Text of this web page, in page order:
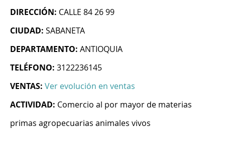
DIRECCIÓN: CALLE 84 26 99
CIUDAD: SABANETA
DEPARTAMENTO: ANTIOQUIA
TELÉFONO: 3122236145
VENTAS: Ver evolución en ventas
ACTIVIDAD: Comercio al por mayor de materias
primas agropecuarias animales vivos